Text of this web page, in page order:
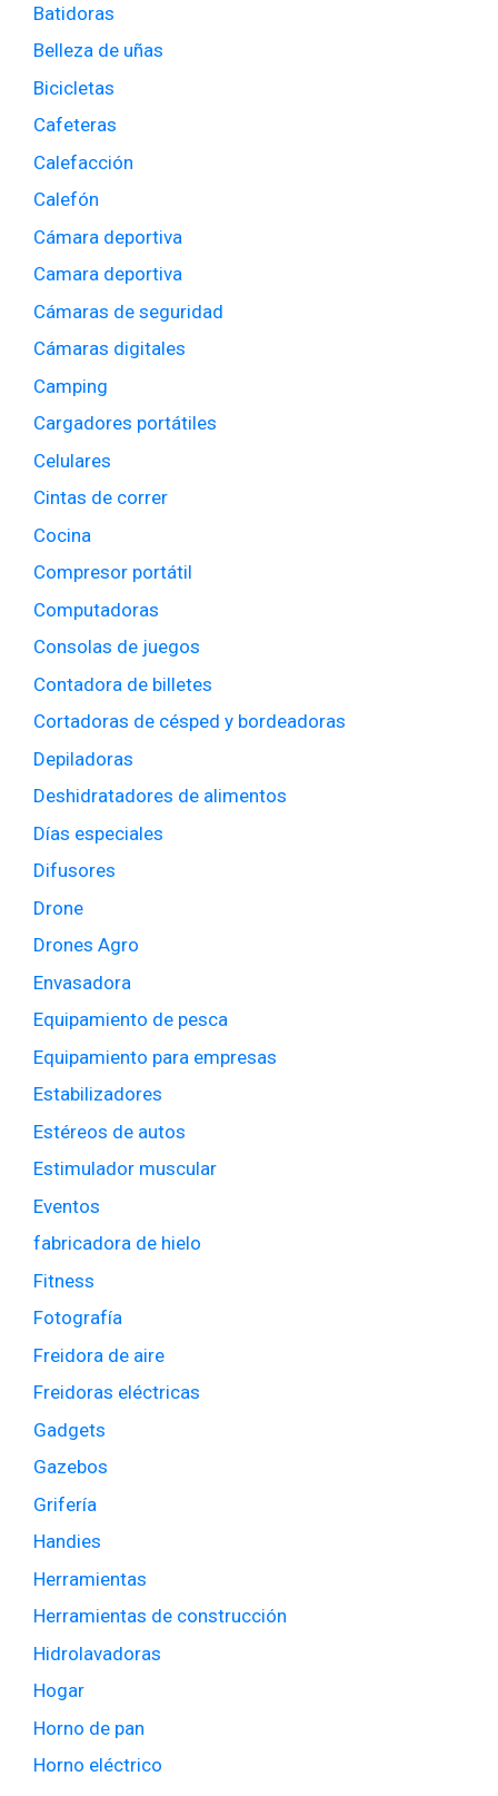
Batidoras
Belleza de uñas
Bicicletas
Cafeteras
Calefacción
Calefón
Cámara deportiva
Camara deportiva
Cámaras de seguridad
Cámaras digitales
Camping
Cargadores portátiles
Celulares
Cintas de correr
Cocina
Compresor portátil
Computadoras
Consolas de juegos
Contadora de billetes
Cortadoras de césped y bordeadoras
Depiladoras
Deshidratadores de alimentos
Días especiales
Difusores
Drone
Drones Agro
Envasadora
Equipamiento de pesca
Equipamiento para empresas
Estabilizadores
Estéreos de autos
Estimulador muscular
Eventos
fabricadora de hielo
Fitness
Fotografía
Freidora de aire
Freidoras eléctricas
Gadgets
Gazebos
Grifería
Handies
Herramientas
Herramientas de construcción
Hidrolavadoras
Hogar
Horno de pan
Horno eléctrico